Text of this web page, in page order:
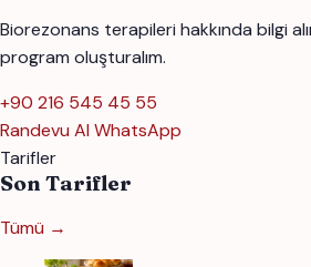
Biorezonans terapileri hakkında bilgi
program oluşturalım.
+90 216 545 45 55
Randevu Al WhatsApp
Tarifler
Son Tarifler
Tümü →